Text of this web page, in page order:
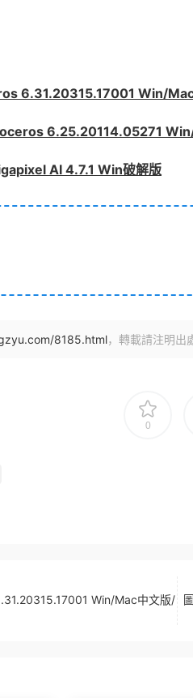
6.31.20315.17001 Win/
6.25.20114.05271
AI 4.7.1 Win破解版
8185.html，轉載請注明出
0
Win/Mac中文版/